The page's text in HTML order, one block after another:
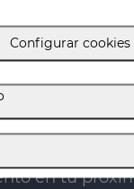
en tu
Configurar cookies